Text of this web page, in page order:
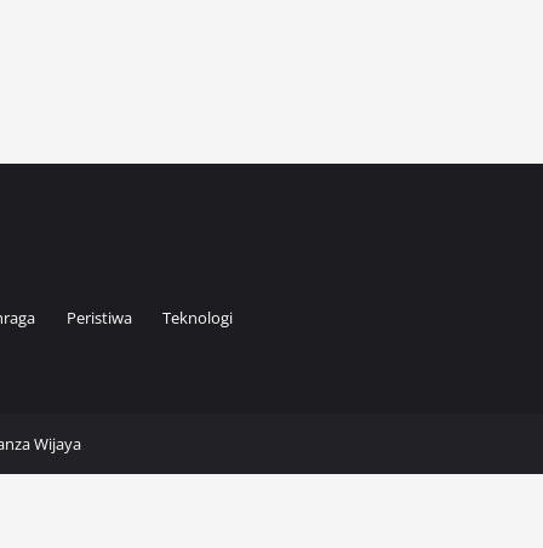
Peristiwa Teknologi
Wijaya